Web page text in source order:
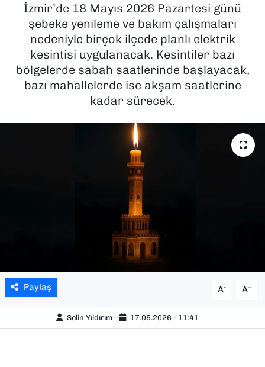
İzmir’de 18 Mayıs 2026 Pazartesi günü
şebeke yenileme ve bakım çalışmaları
nedeniyle birçok ilçede planlı elektrik
kesintisi uygulanacak. Kesintiler bazı
bölgelerde sabah saatlerinde başlayacak,
bazı mahallelerde ise akşam saatlerine
kadar sürecek.
Paylaş A- A+
Selin Yıldırım 17.05.2026 - 11:41
POLİTİKA
SAĞLIK
SPOR
YEREL YÖNETİMLER